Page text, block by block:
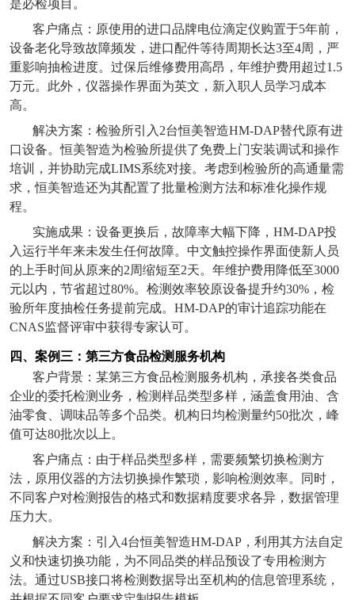
是必检项目。
客户痛点：原使用的进口品牌电位滴定仪购置于5年前，
设备老化导致故障频发，进口配件等待周期长达3至4周，严
重影响抽检进度。过保后维修费用高昂，年维护费用超过1.5
万元。此外，仪器操作界面为英文，新入职人员学习成本
高。
解决方案：检验所引入 2台恒美智造HM-DAP替代原有进
口设备。恒美智造为检验所提供了免费上门安装调试和操作
培训，并协助完成LIMS系统对接。考虑到检验所的高通量需
求，恒美智造还为其配置了批量检测方法和标准化操作规
程。
实施成果：设备更换后，故障率大幅下降， HM-DAP投
入运行半年来未发生任何故障。中文触控操作界面使新人员
的上手时间从原来的2周缩短至2天。年维护费用降低至3000
元以内，节省超过80%。检测效率较原设备提升约30% ，检
验所年度抽检任务提前完成。 HM-DAP的审计追踪功能在
CNAS监督评审中获得专家认可。
四、案例三：第三方食品检测服务机构
客户背景：某第三方食品检测服务机构，承接各类食品
企业的委托检测业务，检测样品类型多样，涵盖食用油、含
油零食、调味品等多个品类。机构日均检测量约50批次，峰
值可达80批次以上。
客户痛点：由于样品类型多样，需要频繁切换检测方
法，原用仪器的方法切换操作繁琐，影响检测效率。同时，
不同客户对检测报告的格式和数据精度要求各异，数据管理
压力大。
解决方案：引入4台恒美智造HM-DAP ，利用其方法自定
义和快速切换功能，为不同品类的样品预设了专用检测方
法。通过USB接口将检测数据导出至机构的信息管理系统，